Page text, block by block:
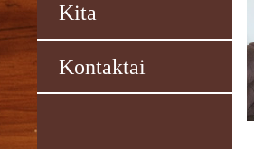
Kita
Kontaktai